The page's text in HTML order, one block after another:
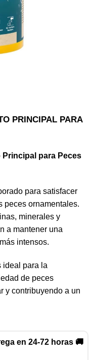
PRINCIPAL PARA
Principal para Peces
para satisfacer
peces ornamentales.
minerales y
a mantener una
intensos.
ideal para la
de peces
y contribuyendo a un
en 24-72 horas 🚚